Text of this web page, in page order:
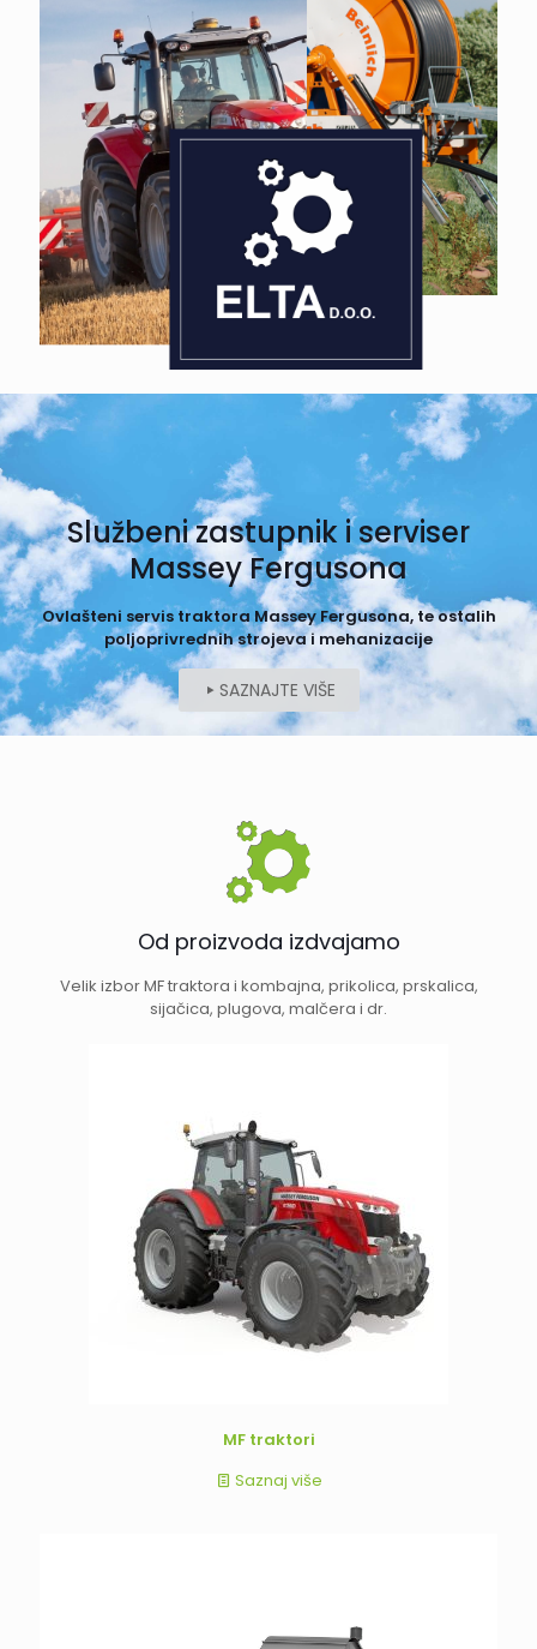
Službeni zastupnik i serviser
Massey Fergusona
Ovlašteni servis traktora Massey Fergusona, te ostalih
poljoprivrednih strojeva i mehanizacije
SAZNAJTE VIŠE
Od proizvoda izdvajamo
Velik izbor MF traktora i kombajna, prikolica, prskalica,
sijačica, plugova, malčera i dr.
MF traktori
Saznaj više